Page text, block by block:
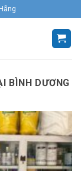
BÌNH DƯƠNG